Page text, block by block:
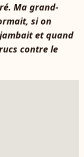
Ma grand-
si on
et quand
contre le